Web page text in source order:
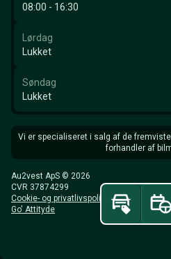
08:00 - 16:30
Lørdag
Lukket
Søndag
Lukket
Vi er specialiseret i salg af de
forhandler af
Au2vest ApS © 2026
CVR 37874299
Cookie- og privatlivspolitik
Go' Attityde
Beregn